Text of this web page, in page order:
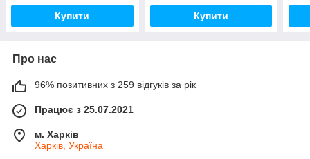
Купити Купити
Про нас
96% позитивних з 259 відгуків за рік
Працює з 25.07.2021
м. Харків
Харків, Україна